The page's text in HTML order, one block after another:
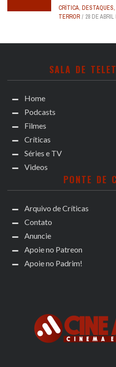
CRÍTICA, DESTAQUES,
TERROR
28 DE ABRIL
SALA DE
Home
Podcasts
Filmes
Críticas
Séries e TV
Videos
PONTE DE
Arquivo de Críticas
Contato
Anuncie
Apoie no Patreon
Apoie no Padrim!